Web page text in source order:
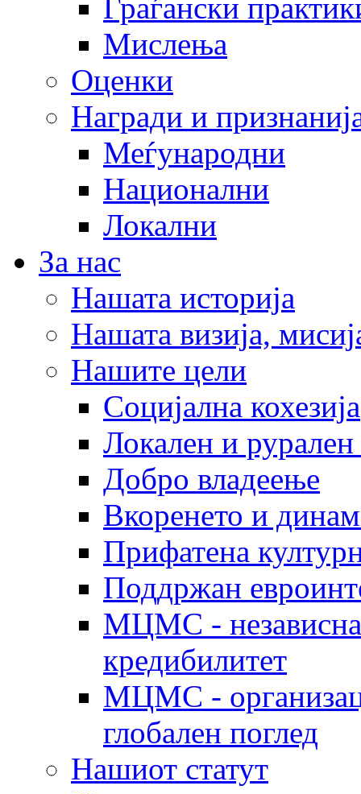
Граѓански
Мислења
Оценки
Награди и
Меѓународни
Национални
Локални
За нас
Нашата историја
Нашата визија,
Нашите цели
Социјална кохезија
Локален и рурален
Добро владеење
Вкоренето и
Прифатена
Поддржан
МЦМС - независна
кредибилитет
МЦМС -
глобален поглед
Нашиот статут